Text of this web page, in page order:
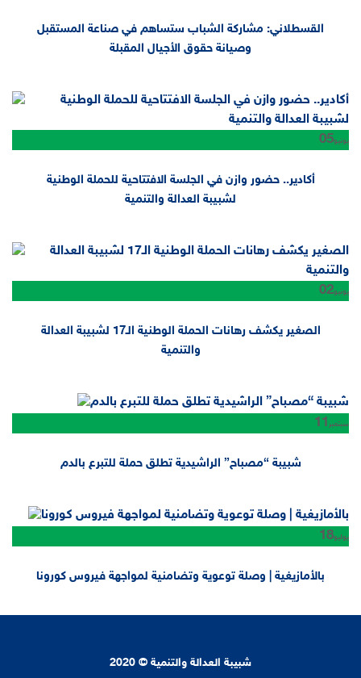
القسطلاني: مشاركة الشباب ستساهم في صناعة المستقبل
وصيانة حقوق الأجيال المقبلة
05يونيو
أكادير.. حضور وازن في الجلسة الافتتاحية للحملة الوطنية
لشبيبة العدالة والتنمية
02يونيو
الصغير يكشف رهانات الحملة الوطنية الـ17 لشبيبة العدالة
والتنمية
11 سبتمبر
شبيبة “مصباح” الراشيدية تطلق حملة للتبرع بالدم
18يوليو
بالأمازيغية | وصلة توعوية وتضامنية لمواجهة فيروس كورونا
شبيبة العدالة والتنمية © 2020